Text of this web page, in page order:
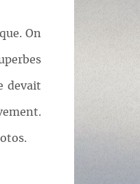
On
devait